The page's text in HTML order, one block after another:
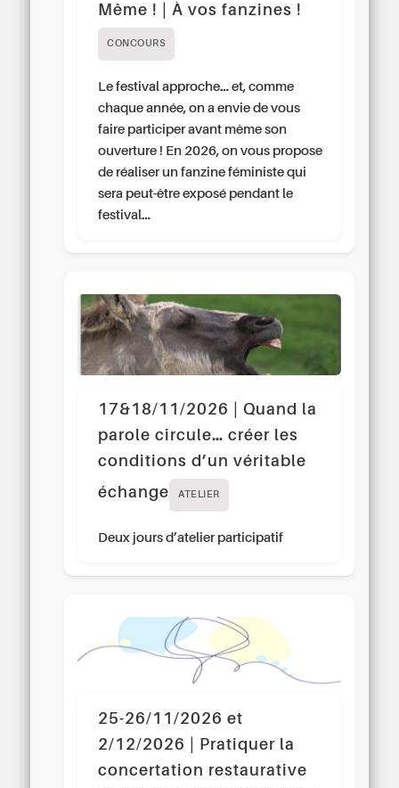
Même ! | À vos fanzines !
CONCOURS
Le festival approche… et, comme
chaque année, on a envie de vous
faire participer avant même son
ouverture ! En 2026, on vous propose
de réaliser un fanzine féministe qui
sera peut-être exposé pendant le
festival…
17&18/11/2026 | Quand la
parole circule… créer les
conditions d’un véritable
échange
ATELIER
Deux jours d’atelier participatif
25-26/11/2026 et
2/12/2026 | Pratiquer la
concertation restaurative